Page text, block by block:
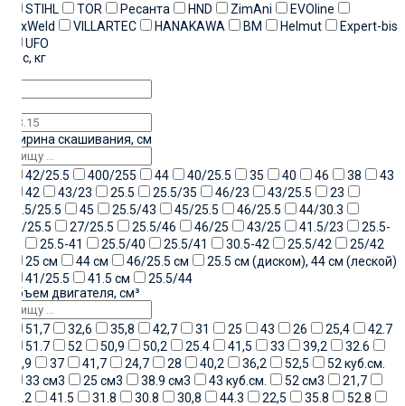
STIHL
TOR Ресанта HND ZimAni
EVOline
FoxWeld
VILLARTEC HANAKAWA ВМ Helmut
Expert-bis
UFO
Вес, кг
Ширина скашивания, см
42/25.5 400/255 44 40/25.5 35 40 46 38
43
42
43/23 25.5 25.5/35 46/23 43/25.5
23
41.5/25.5
45 25.5/43 45/25.5 46/25.5
44/30.3
44/25.5
27/25.5 25.5/46 46/25 43/25 41.5/23
25.5-
25.5-41 25.5/40 25.5/41 30.5-42 25.5/42
25/42
25 см
44 см 46/25.5 см
25.5 см (диском), 44 см (леской)
41/25.5
41.5 см
25.5/44
Объем двигателя, см³
51,7 32,6 35,8 42,7 31 25 43 26 25,4
42.7
51.7
52 50,9 50,2 25.4 41,5 33 39,2
32.6
47,9
37 41,7 24,7 28 40,2 36,2 52,5
52 куб.см.
33 см3
25 см3 38.9 см3 43 куб.см. 52 см3
21,7
40.2
41.5 31.8 30.8 30,8 44.3 22,5 35.8
52.8